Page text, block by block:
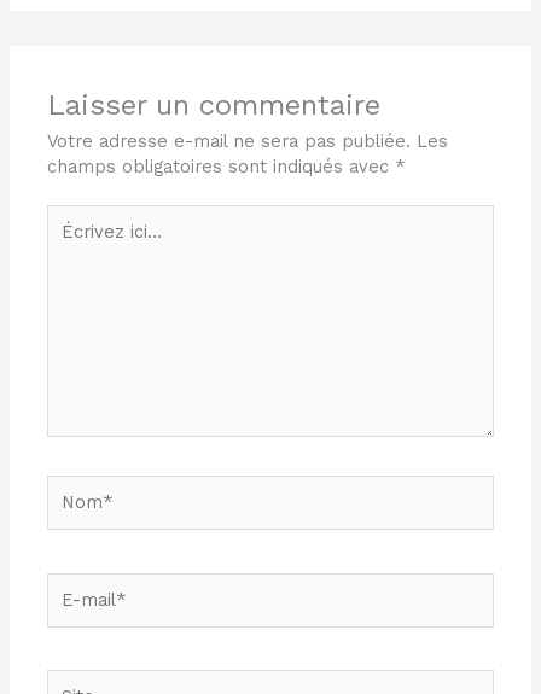
Laisser un commentaire
Votre adresse e-mail ne sera pas publiée. Les
champs obligatoires sont indiqués avec *
Écrivez
ici…
mail*